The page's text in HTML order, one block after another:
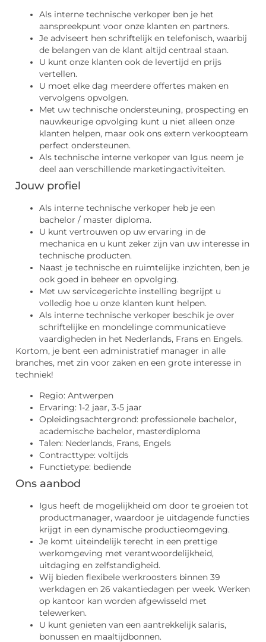
Als interne technische verkoper ben je het
aanspreekpunt voor onze klanten en partners.
Je adviseert hen schriftelijk en telefonisch, waarbij
de belangen van de klant altijd centraal staan.
U kunt onze klanten ook de levertijd en prijs
vertellen.
U moet elke dag meerdere offertes maken en
vervolgens opvolgen.
Met uw technische ondersteuning, prospecting en
nauwkeurige opvolging kunt u niet alleen onze
klanten helpen, maar ook ons ​​extern verkoopteam
perfect ondersteunen.
Als technische interne verkoper van Igus neem je
deel aan verschillende marketingactiviteiten.
Jouw profiel
Als interne technische verkoper heb je een
bachelor / master diploma.
U kunt vertrouwen op uw ervaring in de
mechanica en u kunt zeker zijn van uw interesse in
technische producten.
Naast je technische en ruimtelijke inzichten, ben je
ook goed in beheer en opvolging.
Met uw servicegerichte instelling begrijpt u
volledig hoe u onze klanten kunt helpen.
Als interne technische verkoper beschik je over
schriftelijke en mondelinge communicatieve
vaardigheden in het Nederlands, Frans en Engels.
Kortom, je bent een administratief manager in alle
branches, met zin voor zaken en een grote interesse in
techniek!
Regio: Antwerpen
Ervaring: 1-2 jaar, 3-5 jaar
Opleidingsachtergrond: professionele bachelor,
academische bachelor, masterdiploma
Talen: Nederlands, Frans, Engels
Contracttype: voltijds
Functietype: bediende
Ons aanbod
Igus heeft de mogelijkheid om door te groeien tot
productmanager, waardoor je uitdagende functies
krijgt in een dynamische productieomgeving.
Je komt uiteindelijk terecht in een prettige
werkomgeving met verantwoordelijkheid,
uitdaging en zelfstandigheid.
Wij bieden flexibele werkroosters binnen 39
werkdagen en 26 vakantiedagen per week. Werken
op kantoor kan worden afgewisseld met
telewerken.
U kunt genieten van een aantrekkelijk salaris,
bonussen en maaltijdbonnen.